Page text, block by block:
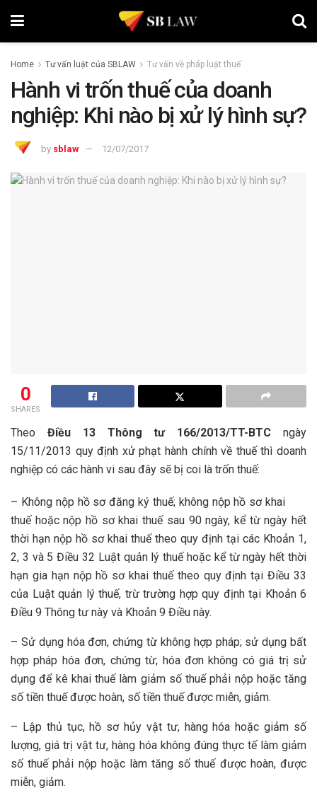
Home Tư vấn luật của SBLAW Tư vấn về pháp luật thuế
Hành vi trốn thuế của doanh
nghiệp: Khi nào bị xử lý hình sự?
by sblaw 12/07/2017
0
SHARES
Theo Điều 13 Thông tư 166/2013/TT-BTC ngày
15/11/2013 quy định xử phạt hành chính về thuế thì doanh
nghiệp có các hành vi sau đây sẽ bị coi là trốn thuế:
– Không nộp hồ sơ đăng ký thuế; không nộp hồ sơ khai
thuế hoặc nộp hồ sơ khai thuế sau 90 ngày, kể từ ngày hết
thời hạn nộp hồ sơ khai thuế theo quy định tại các Khoản 1,
2, 3 và 5 Điều 32 Luật quản lý thuế hoặc kể từ ngày hết thời
hạn gia hạn nộp hồ sơ khai thuế theo quy định tại Điều 33
của Luật quản lý thuế, trừ trường hợp quy định tại Khoản 6
Điều 9 Thông tư này và Khoản 9 Điều này.
– Sử dụng hóa đơn, chứng từ không hợp pháp; sử dụng bất
hợp pháp hóa đơn, chứng từ; hóa đơn không có giá trị sử
dụng để kê khai thuế làm giảm số thuế phải nộp hoặc tăng
số tiền thuế được hoàn, số tiền thuế được miễn, giảm.
– Lập thủ tục, hồ sơ hủy vật tư, hàng hóa hoặc giảm số
lượng, giá trị vật tư, hàng hóa không đúng thực tế làm giảm
số thuế phải nộp hoặc làm tăng số thuế được hoàn, được
miễn, giảm.